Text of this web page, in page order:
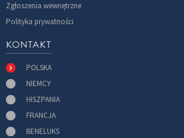
Zgłoszenia wewnętrzne
Polityka prywatności
KONTAKT
POLSKA
NIEMCY
HISZPANIA
FRANCJA
BENELUKS